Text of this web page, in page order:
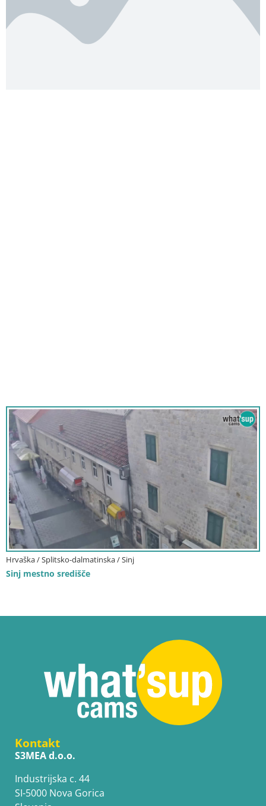
Hrvaška / Splitsko-dalmatinska / Sinj
Sinj mestno središče
Kontakt
S3MEA d.o.o.
Industrijska c. 44
SI-5000 Nova Gorica